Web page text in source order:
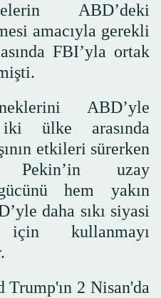
ABD’deki
amacıyla gerekli
FBI’yla ortak
ABD’yle
ülke arasında
etkileri sürerken
Pekin’in uzay
hem yakın
daha sıkı siyasi
kullanmayı
Trump'ın 2 Nisan'da